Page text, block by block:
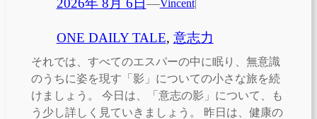
2026年 8月 6日—Vincent|
ONE DAILY TALE, 意志力
それでは、すべてのエスパーの中に眠り、無意識
のうちに姿を現す「影」についての小さな旅を続
けましょう。 今日は、「意志の影」について、も
う少し詳しく見ていきましょう。 昨日は、健康の